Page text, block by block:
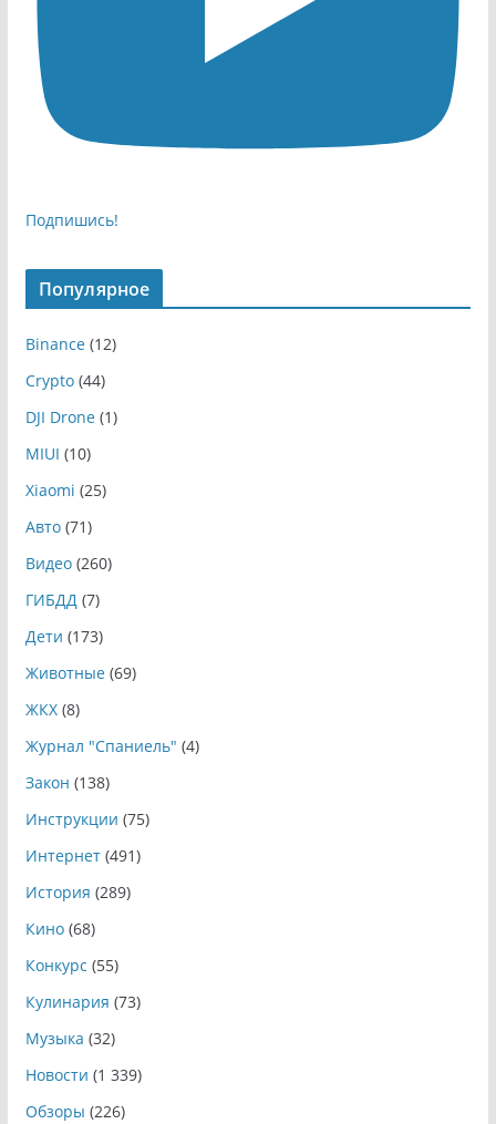
Подпишись!
Популярное
Binance(12)
Crypto(44)
DJI Drone(1)
MIUI (10)
Xiaomi (25)
Авто(71)
Видео(260)
ГИБДД(7)
Дети (173)
Животные(69)
ЖКХ(8)
Журнал "Спаниель" (4)
Закон (138)
Инструкции (75)
Интернет(491)
История (289)
Кино(68)
Конкурс (55)
Кулинария (73)
Музыка (32)
Новости (1 339)
Обзоры (226)